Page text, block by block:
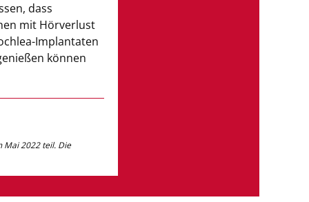
dass
mit Hörverlust
Implantaten
können
Mai 2022 teil. Die
Bodt M and Van de Heyning P (2019)